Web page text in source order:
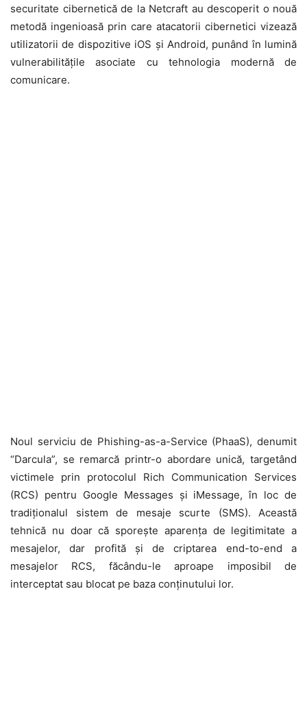
securitate cibernetică de la Netcraft au descoperit o nouă
metodă ingenioasă prin care atacatorii cibernetici vizează
utilizatorii de dispozitive iOS și Android, punând în lumină
vulnerabilitățile asociate cu tehnologia modernă de
comunicare.
Noul serviciu de Phishing-as-a-Service (PhaaS), denumit
“Darcula”, se remarcă printr-o abordare unică, targetând
victimele prin protocolul Rich Communication Services
(RCS) pentru Google Messages și iMessage, în loc de
tradiționalul sistem de mesaje scurte (SMS). Această
tehnică nu doar că sporește aparența de legitimitate a
mesajelor, dar profită și de criptarea end-to-end a
mesajelor RCS, făcându-le aproape imposibil de
interceptat sau blocat pe baza conținutului lor.